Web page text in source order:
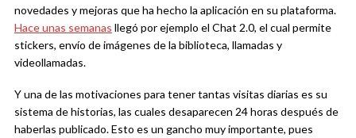
novedades y mejoras que ha hecho la aplicación en su plataforma.
Hace unas semanas llegó por ejemplo el Chat 2.0, el cual permite
stickers, envío de imágenes de la biblioteca, llamadas y
videollamadas.
Y una de las motivaciones para tener tantas visitas diarias es su
sistema de historias, las cuales desaparecen 24 horas después de
haberlas publicado. Esto es un gancho muy importante, pues